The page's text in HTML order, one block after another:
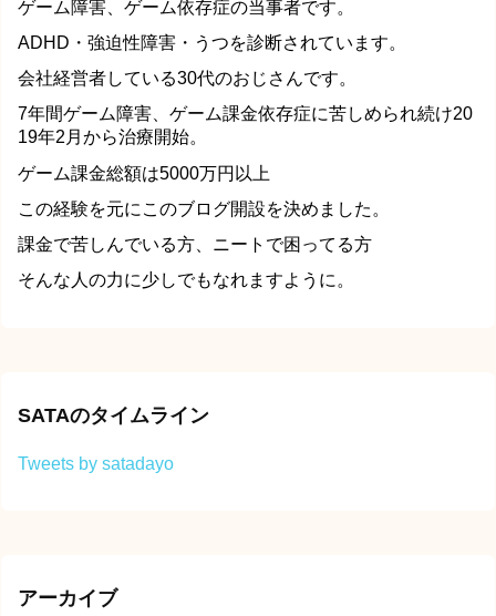
ゲーム障害、ゲーム依存症の当事者です。
ADHD・強迫性障害・うつを診断されています。
会社経営者している30代のおじさんです。
7年間ゲーム障害、ゲーム課金依存症に苦しめられ続け20
19年2月から治療開始。
ゲーム課金総額は5000万円以上
この経験を元にこのブログ開設を決めました。
課金で苦しんでいる方、ニートで困ってる方
そんな人の力に少しでもなれますように。
SATAのタイムライン
Tweets by satadayo
アーカイブ